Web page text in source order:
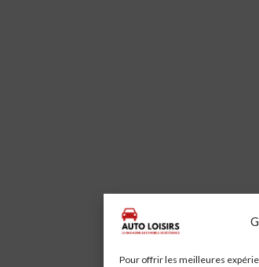
Pour offrir les meilleures